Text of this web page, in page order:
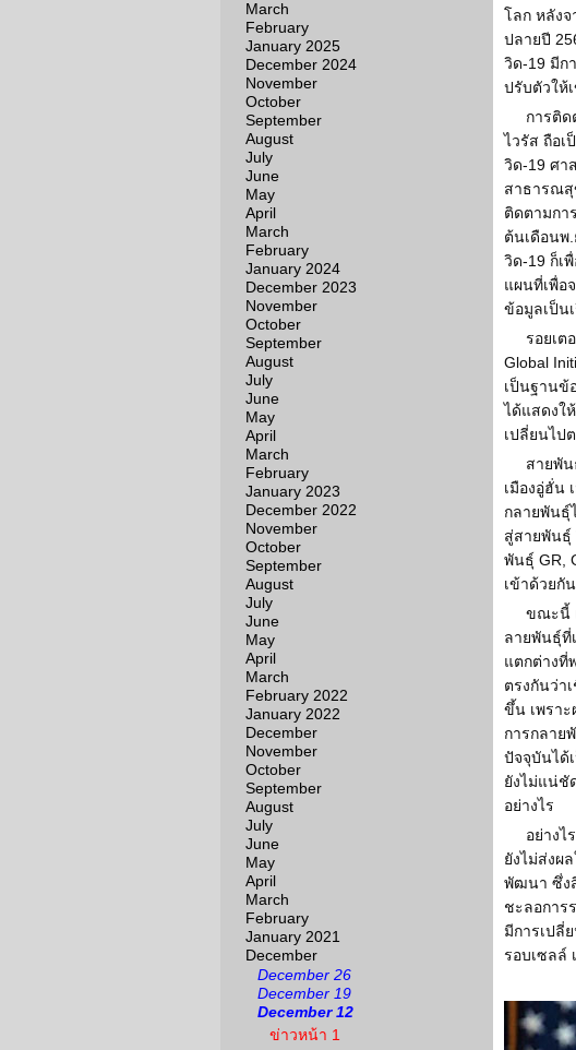
March
February
January 2025
December 2024
November
October
September
August
July
June
May
April
March
February
January 2024
December 2023
November
October
September
August
July
June
May
April
March
February
January 2023
December 2022
November
October
September
August
July
June
May
April
March
February 2022
January 2022
December
November
October
September
August
July
June
May
April
March
February
January 2021
December
December 26
December 19
December 12
ข่าวหน้า 1
โลก หลัง
ปลายปี
วิด-19 มีก
ปรับตัวให้
การติด
ไวรัส ถือ
วิด-19 ศา
สาธารณสุ
ติดตามกา
ต้นเดือนพ
วิด-19 ก็เ
แผนที่เพื่อ
ข้อมูลเป็น
รอยเต
Global
เป็นฐานข้
ได้แสดงใ
เปลี่ยนไป
สายพัน
เมืองอู่ฮั่น
กลายพันธุ์
สู่สายพันธุ์
พันธ์ุ GR,
เข้าด้วยกั
ขณะนี้
ลายพันธุ์ที่
แตกต่างที่
ตรงกันว่า
ขึ้น เพราะ
การกลาย
ปัจจุบันได้
ยังไม่แน่ชั
อย่างไร
อย่างไ
ยังไม่ส่งผ
พัฒนา ซึ่ง
ชะลอการ
มีการเปลี่
รอบเซลล์